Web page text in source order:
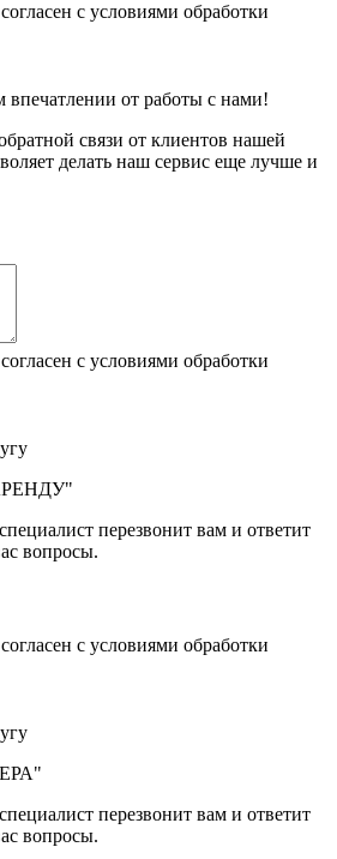
с условиями обработки
впечатлении от работы с нами!
связи от клиентов нашей
делать наш сервис еще лучше и
с условиями обработки
перезвонит вам и ответит
вопросы.
с условиями обработки
перезвонит вам и ответит
вопросы.